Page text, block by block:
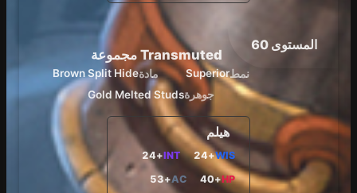
المستوى 60
Transmuted مجموعة
نمطSuperior مادةBrown Split Hide
جوهرةGold Melted Studs
هيلم
WIS
+24
INT
+24
HP
+40
AC
+53